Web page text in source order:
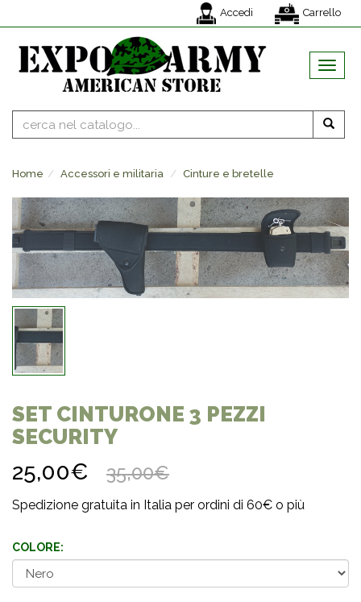
Accedi Carrello
MENU
Home Accessori e militaria Cinture e bretelle
SET CINTURONE 3 PEZZI
SECURITY
25,00€ 35,00€
Spedizione gratuita in Italia per ordini di 60€ o più
COLORE: